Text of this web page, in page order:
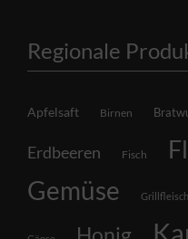
Regionale
Apfelsaft Birnen
Erdbeeren Fisch
Gemüse Grillfleisch